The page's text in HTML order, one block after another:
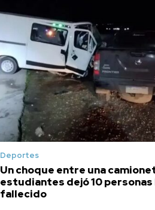
Deportes
Un choque entre una
estudiantes dejó 10
fallecido